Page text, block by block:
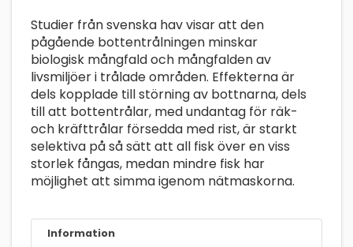
Studier från svenska hav visar att den
pågående bottentrålningen minskar
biologisk mångfald och mångfalden av
livsmiljöer i trålade områden. Effekterna är
dels kopplade till störning av bottnarna, dels
till att bottentrålar, med undantag för räk-
och kräfttrålar försedda med rist, är starkt
selektiva på så sätt att all fisk över en viss
storlek fångas, medan mindre fisk har
möjlighet att simma igenom nätmaskorna.
Information